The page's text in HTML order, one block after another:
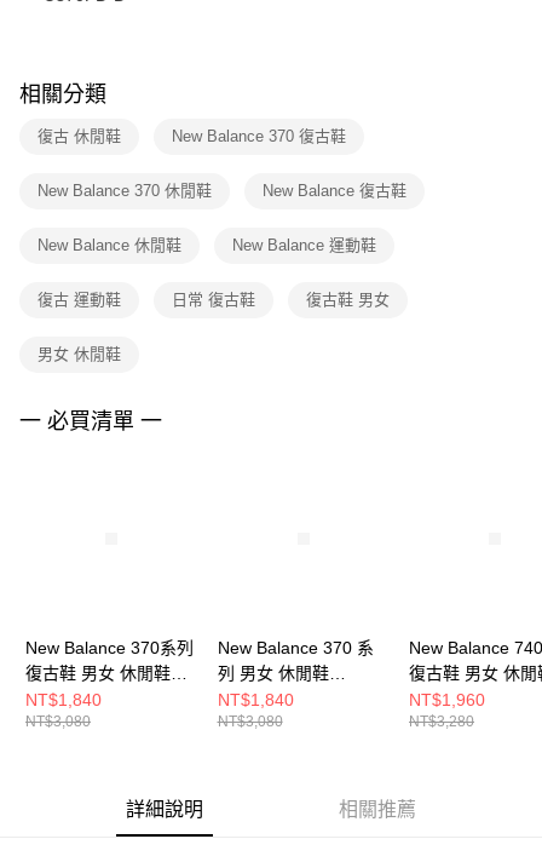
※ 交易是否成功請以「AFTEE先享後付 」之結帳頁面顯示為準，若有關於
是否繳費成功／繳費後需取消欲退款等相關疑問，請聯繫「AFTEE先享後付
客戶支援中心」
https://netprotections.freshdesk.com/support/home
１．透過由恩沛科技股份有限公司提供之「AFTEE先享後付」服務完成之交
權轉讓予恩沛科技股份有限公司。
３．未成年的使用者請事先徵得法定代理人或監護人之同意方可使用
任。
請求用戶進行身份認證。
５．嚴禁一人註冊多個帳號或使用他人資訊註冊。若發現惡意使用之情形，
相關分類
復古 休閒鞋 New Balance 370 復古鞋
New Balance 370 休閒鞋 New Balance 復古鞋
New Balance 休閒鞋 New Balance 運動鞋
復古 運動鞋 日常 復古鞋 復古鞋 男女
男女 休閒鞋
一 必買清單 一
New Balance 370系列
復古鞋 男女 休閒鞋
U370UD-D
NT$1,840
NT$3,080
New Balance 370 系
列 男女 休閒鞋
U370AH-D
NT$1,840
NT$3,080
New Balance
復古鞋 男女 休閒
U740WW2-D
NT$1,960
NT$3,280
詳細說明 相關推薦